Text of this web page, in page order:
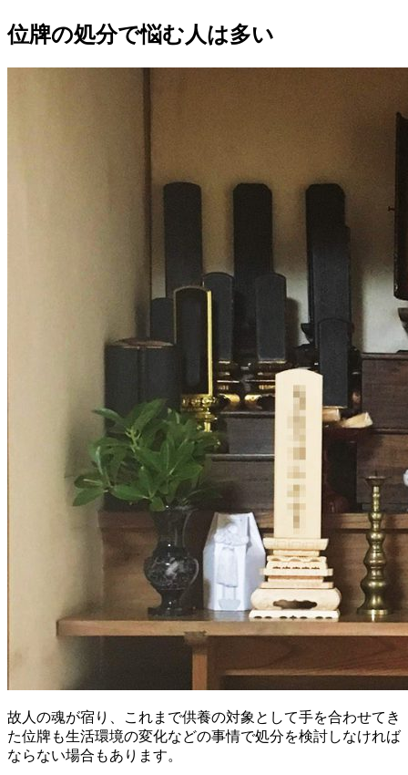
位牌の処分で悩む人は多い
故人の魂が宿り、これまで供養の対象として手を合わせてき
た位牌も生活環境の変化などの事情で処分を検討しなければ
ならない場合もあります。